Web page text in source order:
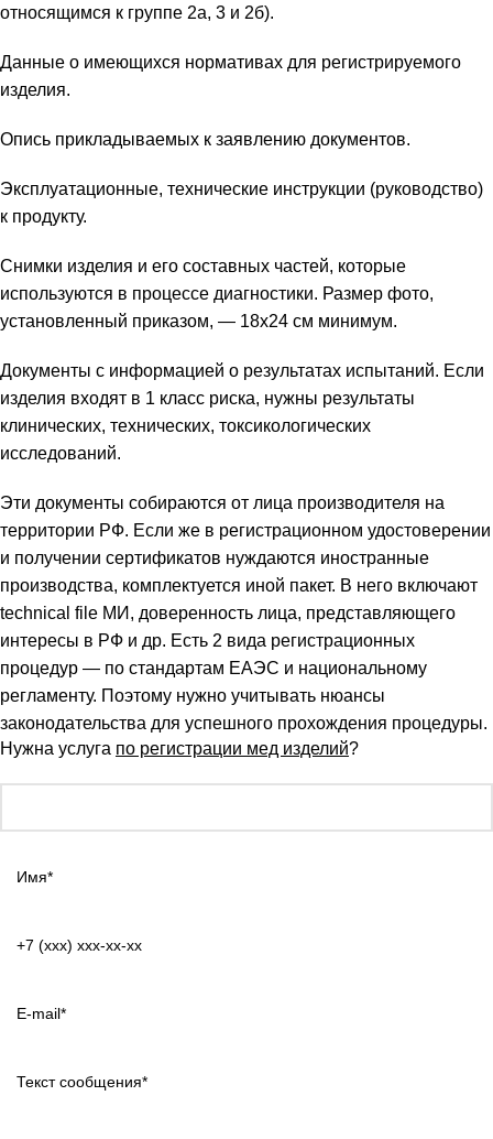
относящимся к группе 2а, 3 и 2б).
Данные о имеющихся нормативах для регистрируемого
изделия.
Опись прикладываемых к заявлению документов.
Эксплуатационные, технические инструкции (руководство)
к продукту.
Снимки изделия и его составных частей, которые
используются в процессе диагностики. Размер фото,
установленный приказом, — 18х24 см минимум.
Документы с информацией о результатах испытаний. Если
изделия входят в 1 класс риска, нужны результаты
клинических, технических, токсикологических
исследований.
Эти документы собираются от лица производителя на
территории РФ. Если же в регистрационном удостоверении
и получении сертификатов нуждаются иностранные
производства, комплектуется иной пакет. В него включают
technical file МИ, доверенность лица, представляющего
интересы в РФ и др. Есть 2 вида регистрационных
процедур — по стандартам ЕАЭС и национальному
регламенту. Поэтому нужно учитывать нюансы
законодательства для успешного прохождения процедуры.
Нужна услуга по регистрации мед изделий?